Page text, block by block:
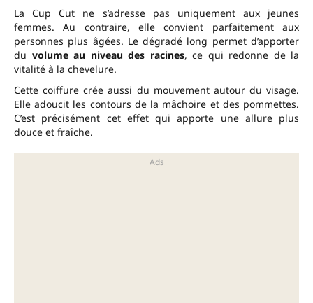
La Cup Cut ne s’adresse pas uniquement aux jeunes
femmes. Au contraire, elle convient parfaitement aux
personnes plus âgées. Le dégradé long permet d’apporter
du volume au niveau des racines, ce qui redonne de la
vitalité à la chevelure.
Cette coiffure crée aussi du mouvement autour du visage.
Elle adoucit les contours de la mâchoire et des pommettes.
C’est précisément cet effet qui apporte une allure plus
douce et fraîche.